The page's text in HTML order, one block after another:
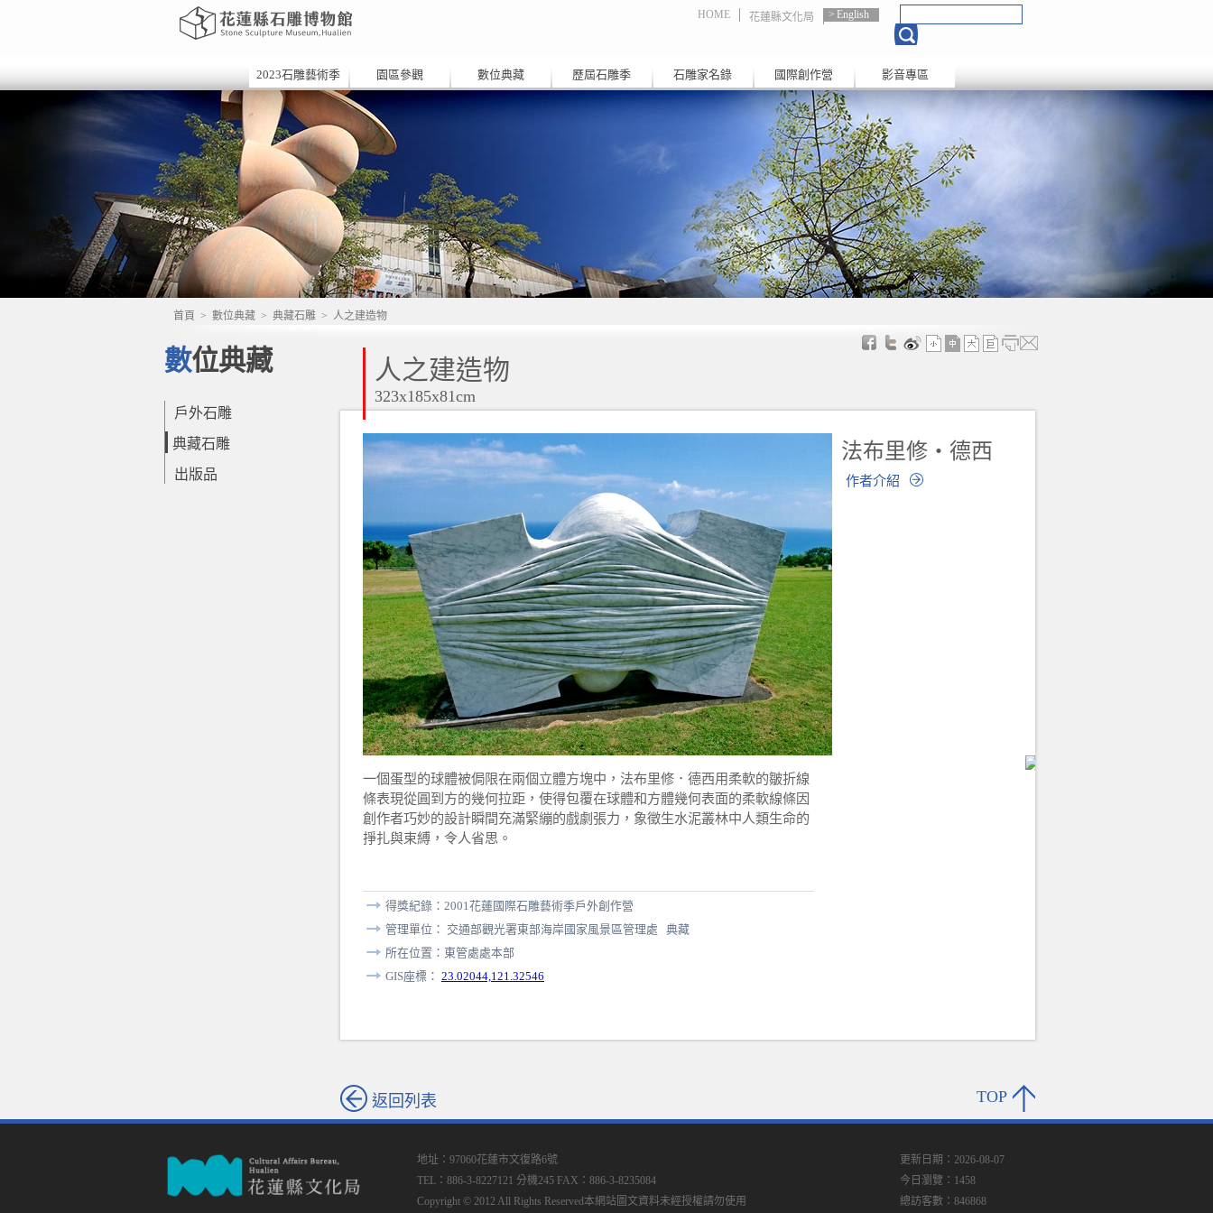
HOME 花蓮縣文化局 English
2023石雕藝術季 園區參觀 數位典藏 歷屆石雕季 石雕家名錄 國際創作營 影音專區
首頁 > 數位典藏 > 典藏石雕 > 人之建造物
數位典藏
戶外石雕
典藏石雕
出版品
人之建造物
323x185x81cm
法布里修‧德西
作者介紹
一個蛋型的球體被侷限在兩個立體方塊中，法布里修．德西用柔軟的皺折線
條表現從圓到方的幾何拉距，使得包覆在球體和方體幾何表面的柔軟線條因
創作者巧妙的設計瞬間充滿緊繃的戲劇張力，象徵生水泥叢林中人類生命的
掙扎與束縛，令人省思。
得獎紀錄：2001花蓮國際石雕藝術季戶外創作營
管理單位： 交通部觀光署東部海岸國家風景區管理處 典藏
所在位置：東管處處本部
GIS座標： 23.02044,121.32546
返回列表 TOP
地址：97060花蓮市文復路6號
TEL：886-3-8227121 分機245 FAX：886-3-8235084
Copyright © 2012 All Rights Reserved本網站圖文資料未經授權請勿使用
更新日期：2026-08-07
今日瀏覽：1458
總訪客數：846868